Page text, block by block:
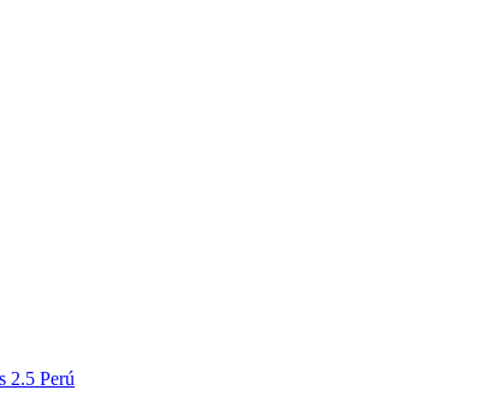
2.5 Perú